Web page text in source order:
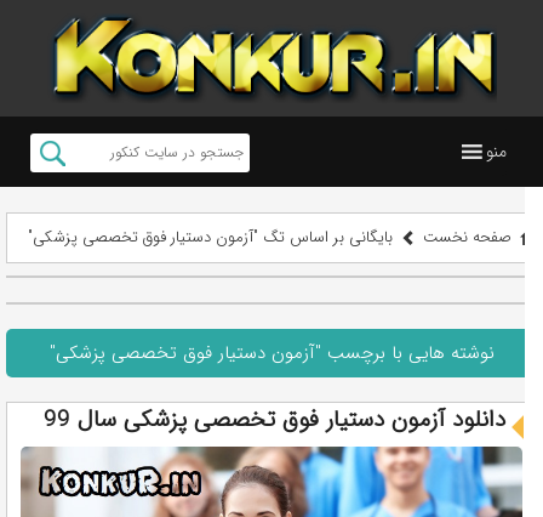
منو
صفحه نخست بایگانی بر اساس تگ "آزمون دستیار فوق تخصصی پزشکی"
نوشته هایی با برچسب "آزمون دستیار فوق تخصصی پزشکی"
دانلود آزمون دستیار فوق تخصصی پزشکی سال 99